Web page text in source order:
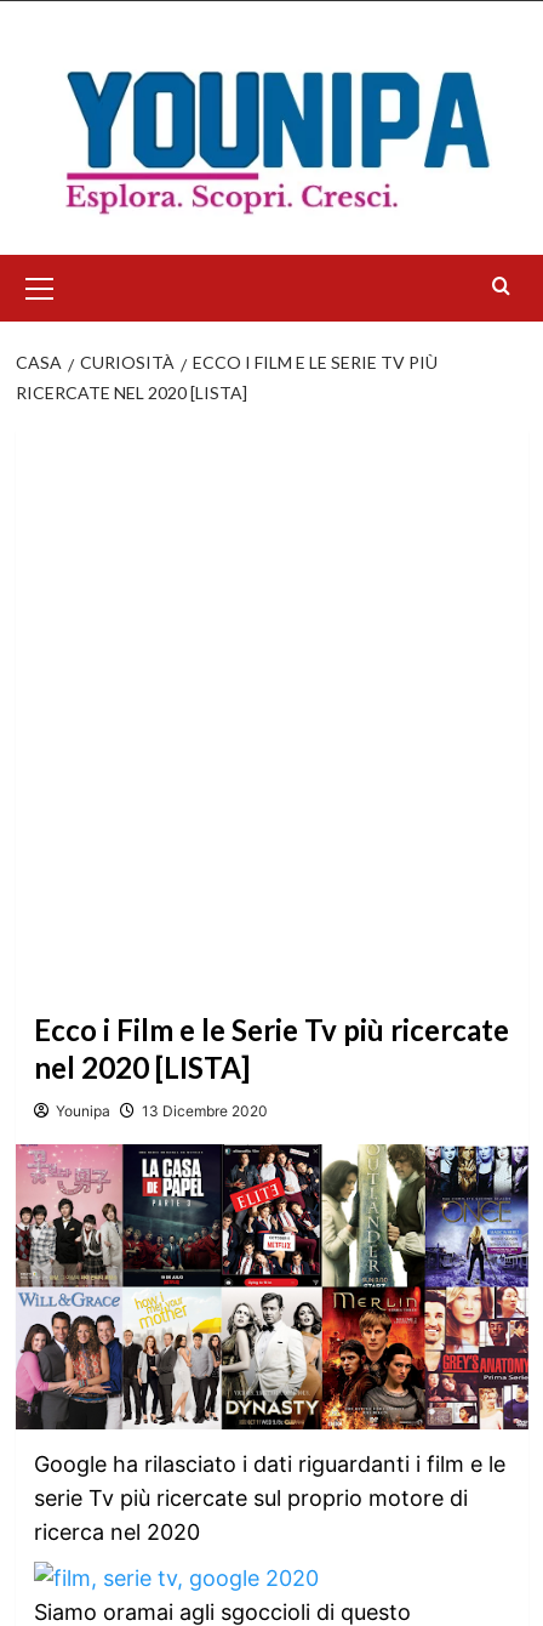
contenuto
principale
CASA CURIOSITÀ
ECCO I FILM E LE SERIE TV PIÙ
RICERCATE NEL 2020 [LISTA]
Ecco i Film e le Serie Tv più ricercate
nel 2020 [LISTA]
Younipa 13 Dicembre 2020
Google ha rilasciato i dati riguardanti i film e le
serie Tv più ricercate sul proprio motore di
ricerca nel 2020
Siamo oramai agli sgoccioli di questo